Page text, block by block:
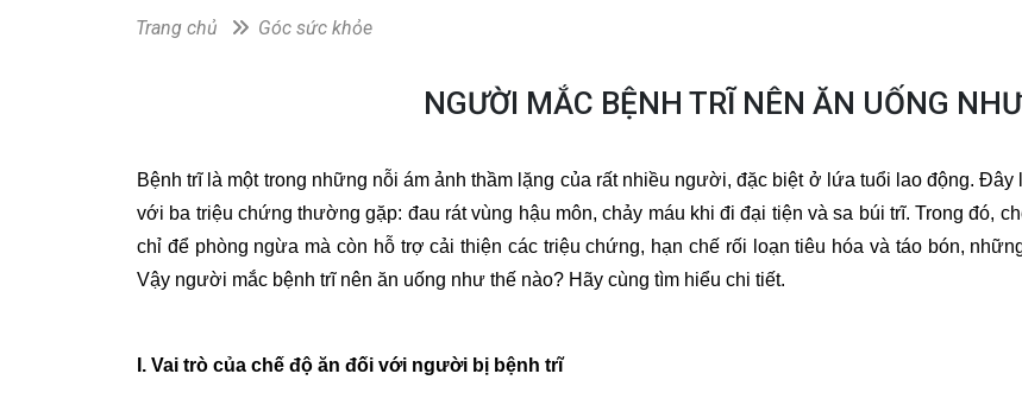
Trang chủ Góc sức khỏe
NGƯỜI MẮC BỆNH TRĨ NÊN ĂN UỐNG
Bệnh trĩ là một trong những nỗi ám ảnh thầm lặng của rất nhiều người, đặc biệt ở lứa tuổi lao động.
với ba triệu chứng thường gặp: đau rát vùng hậu môn, chảy máu khi đi đại tiện và sa búi trĩ. Trong đó,
chỉ để phòng ngừa mà còn hỗ trợ cải thiện các triệu chứng, hạn chế rối loạn tiêu hóa và táo bón,
Vậy người mắc bệnh trĩ nên ăn uống như thế nào? Hãy cùng tìm hiểu chi tiết.
I. Vai trò của chế độ ăn đối với người bị bệnh trĩ